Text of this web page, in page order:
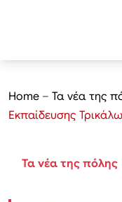
Home – Τα νέα της
Εκπαίδευσης
Τα νέα της πόλης